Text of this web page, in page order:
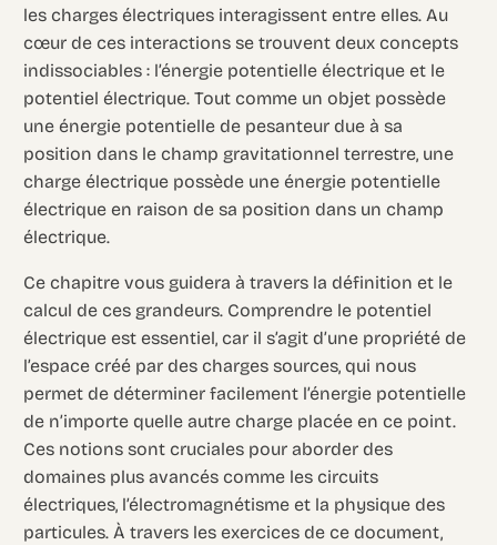
les charges électriques interagissent entre elles. Au
cœur de ces interactions se trouvent deux concepts
indissociables : l’énergie potentielle électrique et le
potentiel électrique. Tout comme un objet possède
une énergie potentielle de pesanteur due à sa
position dans le champ gravitationnel terrestre, une
charge électrique possède une énergie potentielle
électrique en raison de sa position dans un champ
électrique.
Ce chapitre vous guidera à travers la définition et le
calcul de ces grandeurs. Comprendre le potentiel
électrique est essentiel, car il s’agit d’une propriété de
l’espace créé par des charges sources, qui nous
permet de déterminer facilement l’énergie potentielle
de n’importe quelle autre charge placée en ce point.
Ces notions sont cruciales pour aborder des
domaines plus avancés comme les circuits
électriques, l’électromagnétisme et la physique des
particules. À travers les exercices de ce document,